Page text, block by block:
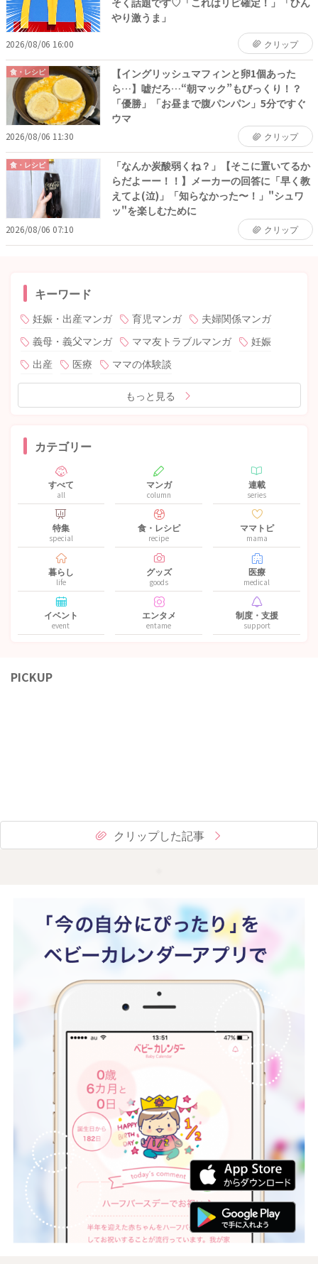
やり激うま」
2026/08/06 16:00 クリップ
食・レシピ
【イングリッシュマフィンと卵1個あった
ら…】嘘だろ…“朝マック”もびっくり！？
「優勝」「お昼まで腹パンパン」5分ですぐ
ウマ
2026/08/06 11:30 クリップ
食・レシピ
「なんか炭酸弱くね？」【そこに置いてるか
らだよーー！！】メーカーの回答に「早く教
えてよ(泣)」「知らなかった〜！」"シュワ
ッ"を楽しむために
2026/08/06 07:10 クリップ
キーワード
妊娠・出産マンガ 育児マンガ
夫婦関係マンガ
義母・義父マンガ
ママ友トラブルマンガ
妊娠
出産
医療 ママの体験談
もっと見る
カテゴリー
すべて
all
マンガ
column
連載
series
特集
special
食・レシピ
recipe
ママトピ
mama
暮らし
life
グッズ
goods
医療
medical
イベント
event
エンタメ
entame
制度・支援
support
PICKUP
クリップした記事